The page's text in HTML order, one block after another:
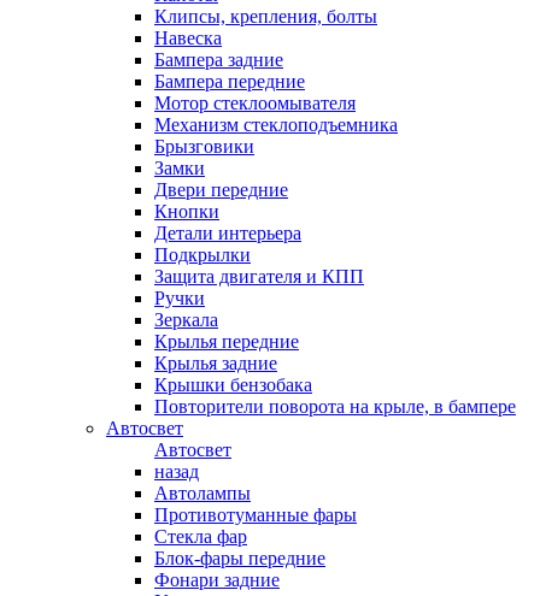
Клипсы, крепления, болты
Навеска
Бампера задние
Бампера передние
Мотор стеклоомывателя
Механизм стеклоподъемника
Брызговики
Замки
Двери передние
Кнопки
Детали интерьера
Подкрылки
Защита двигателя и КПП
Ручки
Зеркала
Крылья передние
Крылья задние
Крышки бензобака
Повторители поворота на крыле, в бампере
Автосвет
Автосвет
назад
Автолампы
Противотуманные фары
Стекла фар
Блок-фары передние
Фонари задние